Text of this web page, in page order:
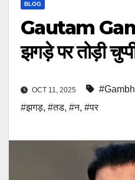
BLOG
Gautam
झगड़े पर तोड़ी
OCT 11, 2025
#झगड़, #तड, #न, #पर